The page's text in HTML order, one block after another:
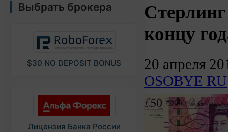
Выбрать брокера
$30 NO DEPOSIT BONUS
Лицензия Банка России
концу
20 апреля
OSOBYE RU